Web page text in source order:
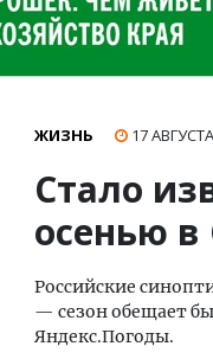
ЖИЗНЬ 17
Стало
осенью
Российские
— сезон обещает
Яндекс.Погоды.